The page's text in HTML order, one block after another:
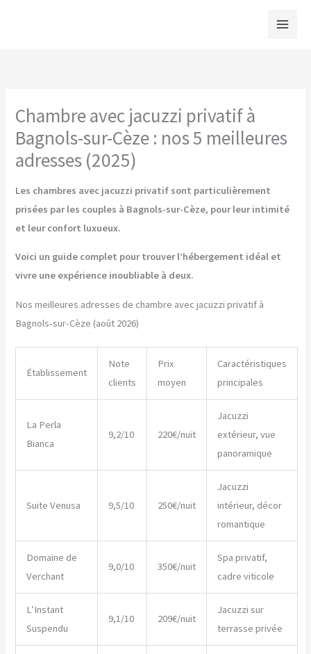
Chambre avec jacuzzi privatif à
Bagnols-sur-Cèze : nos 5 meilleures
adresses (2025)
Les chambres avec jacuzzi privatif sont particulièrement
prisées par les couples à Bagnols-sur-Cèze, pour leur intimité
et leur confort luxueux.
Voici un guide complet pour trouver l’hébergement idéal et
vivre une expérience inoubliable à deux.
Nos meilleures adresses de chambre avec jacuzzi privatif à
Bagnols-sur-Cèze (août 2026)
Établissement
Note
clients
Prix
moyen
Caractéristiques
principales
La Perla
Bianca
9,2/10 220€/nuit
Jacuzzi
extérieur, vue
panoramique
Suite Venusa 9,5/10 250€/nuit
Jacuzzi
intérieur, décor
romantique
Domaine de
Verchant
9,0/10 350€/nuit
Spa privatif,
cadre viticole
L’Instant
Suspendu
9,1/10 209€/nuit
Jacuzzi sur
terrasse privée